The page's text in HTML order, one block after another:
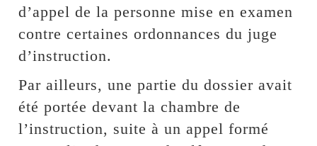
d’appel de la personne mise en examen
contre certaines ordonnances du juge
d’instruction.
Par ailleurs, une partie du dossier avait
été portée devant la chambre de
l’instruction, suite à un appel formé